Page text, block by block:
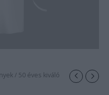
/ 50 éves kiváló